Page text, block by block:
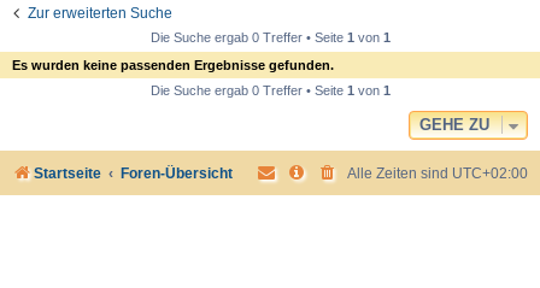
Zur erweiterten Suche
Die Suche ergab 0 Treffer • Seite 1von 1
Es wurden keine passenden Ergebnisse gefunden.
Die Suche ergab 0 Treffer • Seite 1von 1
GEHE ZU
Startseite Foren-Übersicht Alle Zeiten sind UTC+02:00